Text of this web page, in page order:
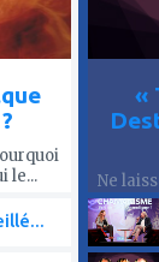
le...
«
Ne